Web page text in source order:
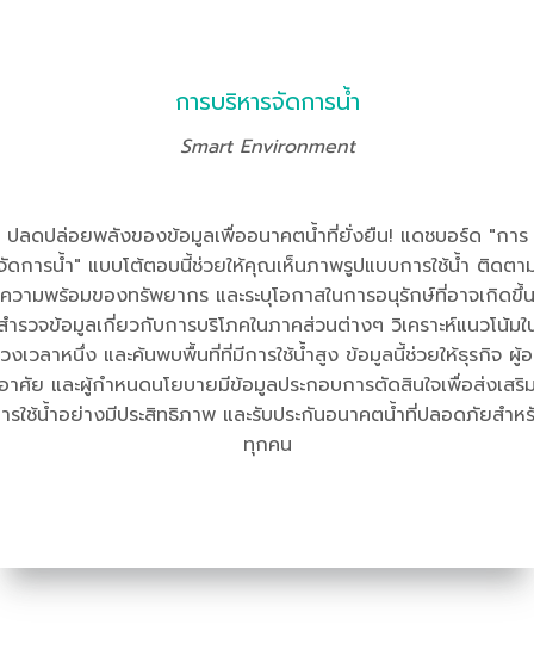
การบริหารจัดการน้ำ
Smart Environment
ปลดปล่อยพลังของข้อมูลเพื่ออนาคตน้ำที่ยั่งยืน! แดชบอร์ด "การ
ดการน้ำ" แบบโต้ตอบนี้ช่วยให้คุณเห็นภาพรูปแบบการใช้น้ำ ติดตา
ความพร้อมของทรัพยากร และระบุโอกาสในการอนุรักษ์ที่อาจเกิดขึ้น
ำรวจข้อมูลเกี่ยวกับการบริโภคในภาคส่วนต่างๆ วิเคราะห์แนวโน้มใ
งเวลาหนึ่ง และค้นพบพื้นที่ที่มีการใช้น้ำสูง ข้อมูลนี้ช่วยให้ธุรกิจ ผู้
าศัย และผู้กำหนดนโยบายมีข้อมูลประกอบการตัดสินใจเพื่อส่งเสริ
รใช้น้ำอย่างมีประสิทธิภาพ และรับประกันอนาคตน้ำที่ปลอดภัยสำห
ทุกคน